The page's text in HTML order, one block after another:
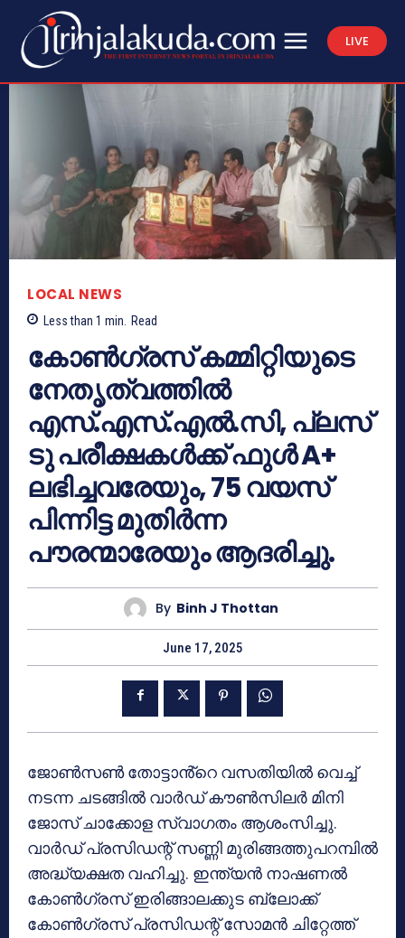
LIVE
LOCAL NEWS
Less than 1 min. Read
കോൺഗ്രസ് കമ്മിറ്റിയുടെ
നേതൃത്വത്തിൽ
എസ്.എസ്.എൽ.സി, പ്ലസ്
ടു പരീക്ഷകൾക്ക് ഫുൾ A+
ലഭിച്ചവരേയും, 75 വയസ്
പിന്നിട്ട മുതിർന്ന
പൗരന്മാരേയും ആദരിച്ചു.
By Binh J Thottan
June 17, 2025
ജോൺസൺതോട്ടാൻ്റെ വസതിയിൽ വെച്ച്
നടന്ന ചടങ്ങിൽ വാർഡ് കൗൺസിലർ മിനി
ജോസ് ചാക്കോള സ്വാഗതം ആശംസിച്ചു.
വാർഡ് പ്രസിഡന്റ് സണ്ണി മുരിങ്ങത്തുപറമ്പിൽ
അദ്ധ്യക്ഷത വഹിച്ചു. ഇന്ത്യൻ നാഷണൽ
കോൺഗ്രസ് ഇരിങ്ങാലക്കുട ബ്ലോക്ക്
കോൺഗ്രസ് പ്രസിഡന്റ് സോമൻ ചിറ്റേത്ത്